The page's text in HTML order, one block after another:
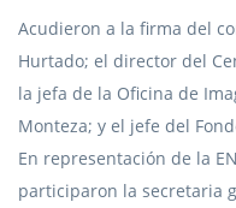
Acudieron a la firma del
Hurtado; el director del
la jefa de la Oficina de
Monteza; y el jefe del
En representación de la
participaron la secretaria